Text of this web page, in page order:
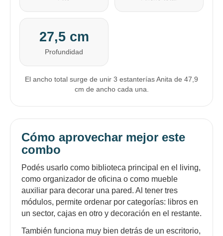
27,5 cm
Profundidad
El ancho total surge de unir 3 estanterías Anita de 47,9
cm de ancho cada una.
Cómo aprovechar mejor este
combo
Podés usarlo como biblioteca principal en el living,
como organizador de oficina o como mueble
auxiliar para decorar una pared. Al tener tres
módulos, permite ordenar por categorías: libros en
un sector, cajas en otro y decoración en el restante.
También funciona muy bien detrás de un escritorio,